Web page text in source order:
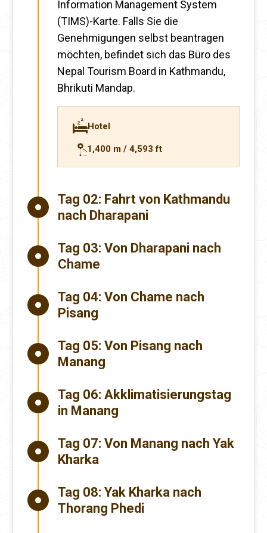
Information Management System
(TIMS)-Karte. Falls Sie die
Genehmigungen selbst beantragen
möchten, befindet sich das Büro des
Nepal Tourism Board in Kathmandu,
Bhrikuti Mandap.
Hotel
1,400 m / 4,593 ft
Tag 02: Fahrt von Kathmandu
nach Dharapani
Tag 03: Von Dharapani nach
Chame
Tag 04: Von Chame nach
Pisang
Tag 05: Von Pisang nach
Manang
Tag 06: Akklimatisierungstag
in Manang
Tag 07: Von Manang nach Yak
Kharka
Tag 08: Yak Kharka nach
Thorang Phedi